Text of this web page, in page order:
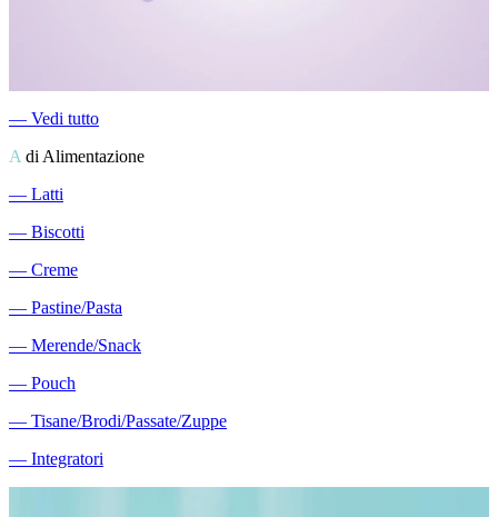
― Vedi tutto
A di Alimentazione
― Latti
― Biscotti
― Creme
― Pastine/Pasta
― Merende/Snack
― Pouch
― Tisane/Brodi/Passate/Zuppe
― Integratori